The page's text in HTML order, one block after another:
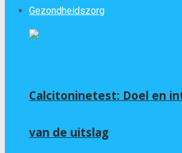
Gezondheidszorg
Calcitoninetest: Doel en
van de uitslag